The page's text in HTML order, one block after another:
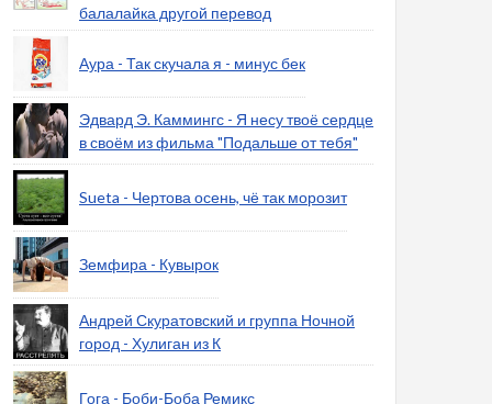
балалайка другой перевод
Аура - Так скучала я - минус бек
Эдвард Э. Каммингс - Я несу твоё сердце
в своём из фильма "Подальше от тебя"
Sueta - Чертова осень, чё так морозит
Земфира - Кувырок
Андрей Скуратовский и группа Ночной
город - Хулиган из К
Гога - Боби-Боба Ремикс